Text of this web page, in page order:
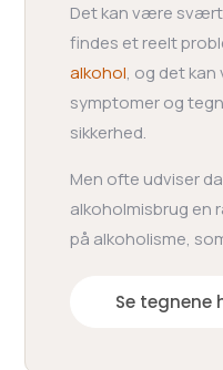
Det kan være
findes et reelt
alkohol, og det
symptomer og
sikkerhed.
Men ofte udviser
alkoholmisbrug en
på alkoholisme,
Se tegnene